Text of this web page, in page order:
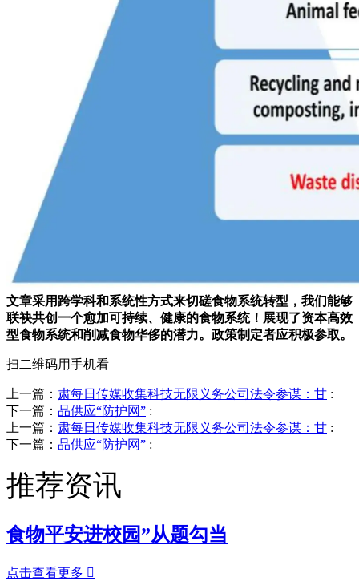
文章采用跨学科和系统性方式来切磋食物系统转型，我们能够
联袂共创一个愈加可持续、健康的食物系统！展现了资本高效
型食物系统和削减食物华侈的潜力。政策制定者应积极参取。
扫二维码用手机看
上一篇： 肃每日传媒收集科技无限义务公司法令参谋：甘 :
下一篇： 品供应“防护网” :
上一篇： 肃每日传媒收集科技无限义务公司法令参谋：甘 :
下一篇： 品供应“防护网” :
推荐资讯
食物平安进校园”从题勾当
点击查看更多 